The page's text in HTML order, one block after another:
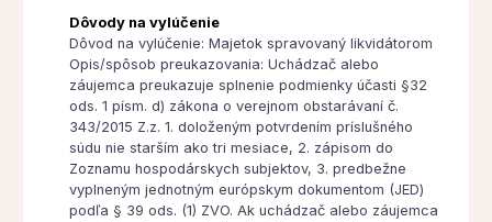
Dôvody na vylúčenie
Dôvod na vylúčenie: Majetok spravovaný likvidátorom
Opis/spôsob preukazovania: Uchádzač alebo
záujemca preukazuje splnenie podmienky účasti §32
ods. 1 písm. d) zákona o verejnom obstarávaní č.
343/2015 Z.z. 1. doloženým potvrdením príslušného
súdu nie starším ako tri mesiace, 2. zápisom do
Zoznamu hospodárskych subjektov, 3. predbežne
vyplneným jednotným európskym dokumentom (JED)
podľa § 39 ods. (1) ZVO. Ak uchádzač alebo záujemca